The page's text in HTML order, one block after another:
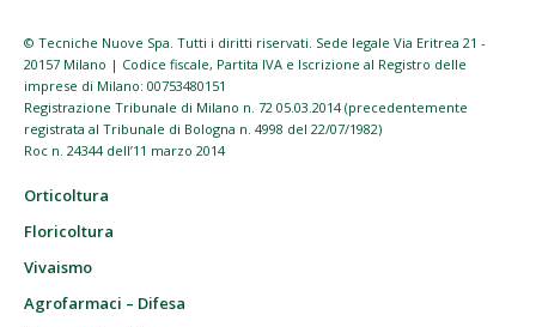
© Tecniche Nuove Spa. Tutti i diritti riservati. Sede legale Via Eritrea 21 -
20157 Milano | Codice fiscale, Partita IVA e Iscrizione al Registro delle
imprese di Milano: 00753480151
Registrazione Tribunale di Milano n. 72 05.03.2014 (precedentemente
registrata al Tribunale di Bologna n. 4998 del 22/07/1982)
Roc n. 24344 dell’11 marzo 2014
Orticoltura
Floricoltura
Vivaismo
Agrofarmaci – Difesa